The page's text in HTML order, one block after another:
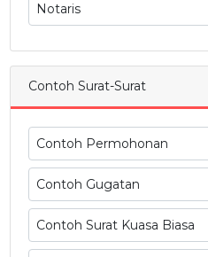
Notaris
Contoh Surat-Surat
Contoh Permohonan
Contoh Gugatan
Contoh Surat Kuasa Biasa